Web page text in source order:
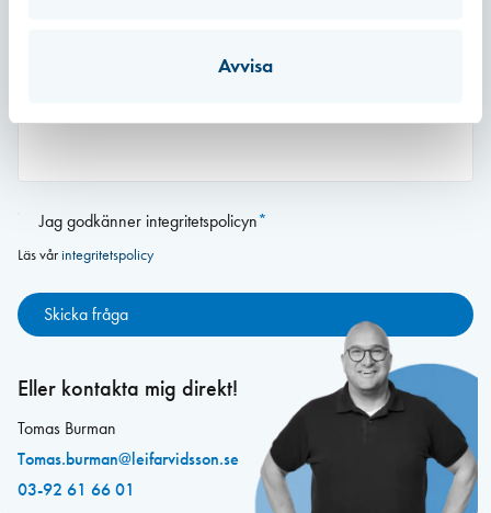
Avvisa
Samtycke *
Jag godkänner integritetspolicyn*
Läs vårintegritetspolicy
Eller kontakta mig direkt!
Tomas Burman
Tomas.burman@leifarvidsson.se
03-92 61 66 01